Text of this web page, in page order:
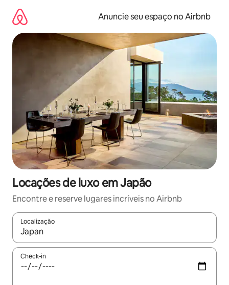
para
conteúdo
Anuncie seu espaço no Airbnb
Locações de luxo em Japão
Encontre e reserve lugares incríveis no Airbnb
Localização
Quando os resultados estiverem disponíveis, explore-os
Check-in